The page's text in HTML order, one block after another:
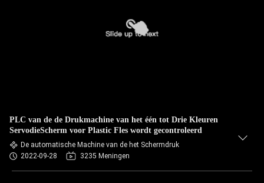
PLC van de de Drukmachine van het één tot Drie Kleuren
ServodieScherm voor Plastic Fles wordt gecontroleerd
De automatische Machine van de het Schermdruk
2022-09-28
3235 Meningen